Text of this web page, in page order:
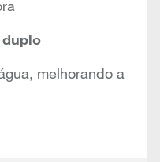
duplo
melhorando a